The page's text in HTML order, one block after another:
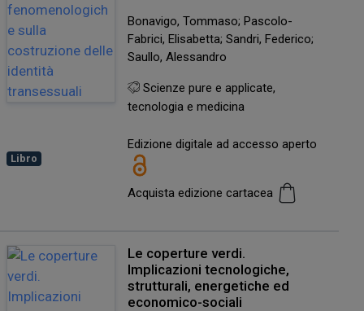
Libro
Bonavigo, Tommaso; Pascolo-
Fabrici, Elisabetta; Sandri, Federico;
Saullo, Alessandro
Scienze pure e applicate,
tecnologia e medicina
Edizione digitale ad accesso aperto
Acquista edizione cartacea
Le coperture verdi.
Implicazioni tecnologiche,
strutturali, energetiche ed
economico-sociali